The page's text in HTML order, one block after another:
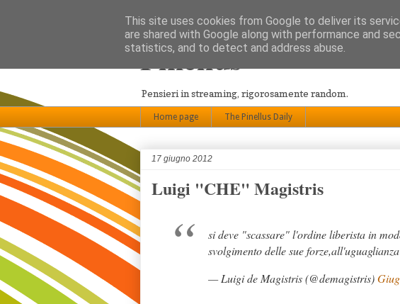
Pinellus
Pensieri in streaming, rigorosamente random.
Home page The Pinellus Daily
17 giugno 2012
Luigi "CHE" Magistris
si deve "scassare" l'ordine liberista in
svolgimento delle sue
— Luigi de Magistris (@demagistris)
This site uses cookies from Google to deliver its
are shared with Google along with performance and
statistics, and to detect and address abuse.